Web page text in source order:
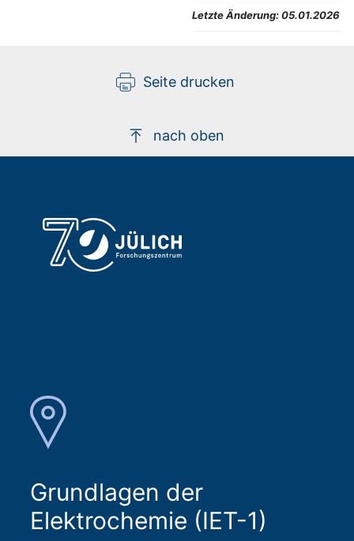
Letzte Änderung:05.01.2026
Seite drucken
nach oben
Grundlagen der
Elektrochemie (IET-1)